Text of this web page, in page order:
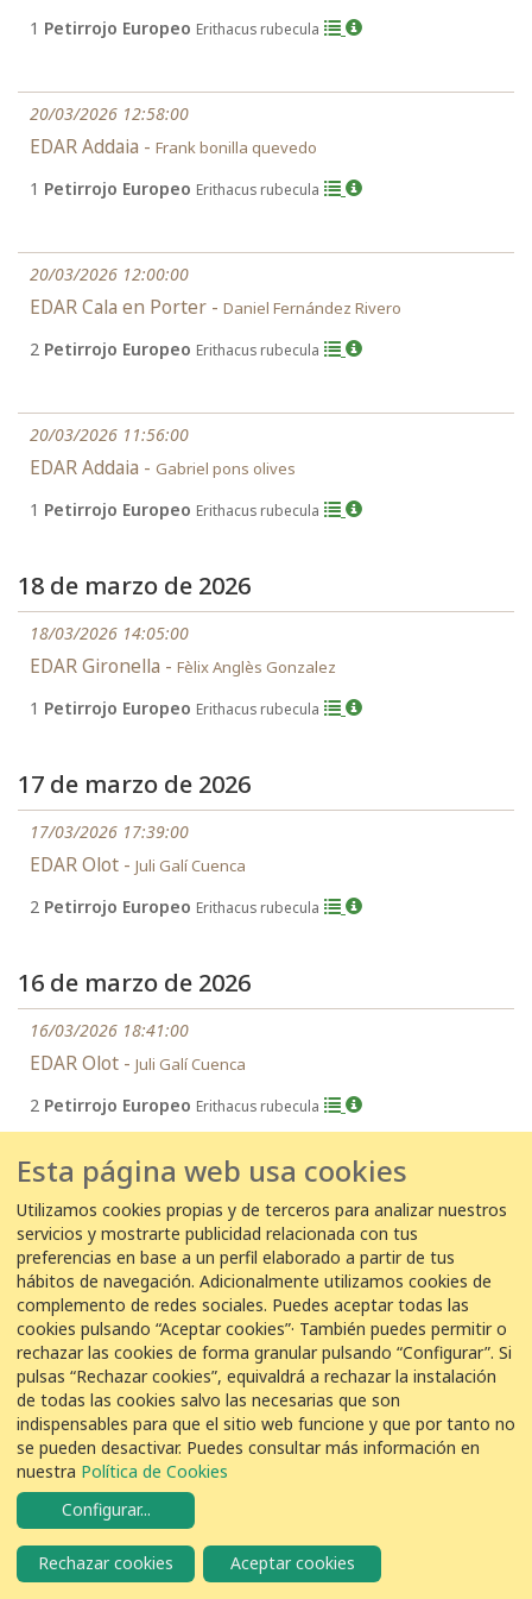
1 Petirrojo Europeo Erithacus rubecula
20/03/2026 12:58:00
EDAR Addaia - Frank bonilla quevedo
1 Petirrojo Europeo Erithacus rubecula
20/03/2026 12:00:00
EDAR Cala en Porter - Daniel Fernández Rivero
2 Petirrojo Europeo Erithacus rubecula
20/03/2026 11:56:00
EDAR Addaia - Gabriel pons olives
1 Petirrojo Europeo Erithacus rubecula
18 de marzo de 2026
18/03/2026 14:05:00
EDAR Gironella - Fèlix Anglès Gonzalez
1 Petirrojo Europeo Erithacus rubecula
17 de marzo de 2026
17/03/2026 17:39:00
EDAR Olot - Juli Galí Cuenca
2 Petirrojo Europeo Erithacus rubecula
16 de marzo de 2026
16/03/2026 18:41:00
EDAR Olot - Juli Galí Cuenca
2 Petirrojo Europeo Erithacus rubecula
16/03/2026 09:02:00
ETAP Lerez - M Dolores Da Silva Castro
1Petirrojo Europeo Erithacus rubecula
13 de marzo de 2026
13/03/2026 11:48:00
EDAR Punta del Hidalgo -Mario Rodriguez Rguez
6Petirrojo Europeo Erithacus rubecula
13/03/2026 08:12:00
EDAR Addaia -Gabriel pons olives
Esta página web usa cookies
Utilizamos cookies propias y de terceros para analizar nuestros
servicios y mostrarte publicidad relacionada con tus
preferencias en base a un perfil elaborado a partir de tus
hábitos de navegación. Adicionalmente utilizamos cookies de
complemento de redes sociales. Puedes aceptar todas las
cookies pulsando “Aceptar cookies”· También puedes permitir o
rechazar las cookies de forma granular pulsando “Configurar”. Si
pulsas “Rechazar cookies”, equivaldrá a rechazar la instalación
de todas las cookies salvo las necesarias que son
indispensables para que el sitio web funcione y que por tanto no
se pueden desactivar. Puedes consultar más información en
nuestra Política de Cookies
Configurar...
Rechazar cookies Aceptar cookies